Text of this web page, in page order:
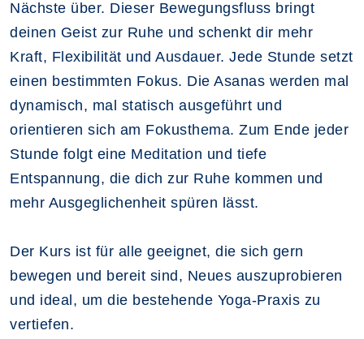
Nächste über. Dieser Bewegungsfluss bringt
deinen Geist zur Ruhe und schenkt dir mehr
Kraft, Flexibilität und Ausdauer. Jede Stunde setzt
einen bestimmten Fokus. Die Asanas werden mal
dynamisch, mal statisch ausgeführt und
orientieren sich am Fokusthema. Zum Ende jeder
Stunde folgt eine Meditation und tiefe
Entspannung, die dich zur Ruhe kommen und
mehr Ausgeglichenheit spüren lässt.
Der Kurs ist für alle geeignet, die sich gern
bewegen und bereit sind, Neues auszuprobieren
und ideal, um die bestehende Yoga-Praxis zu
vertiefen.